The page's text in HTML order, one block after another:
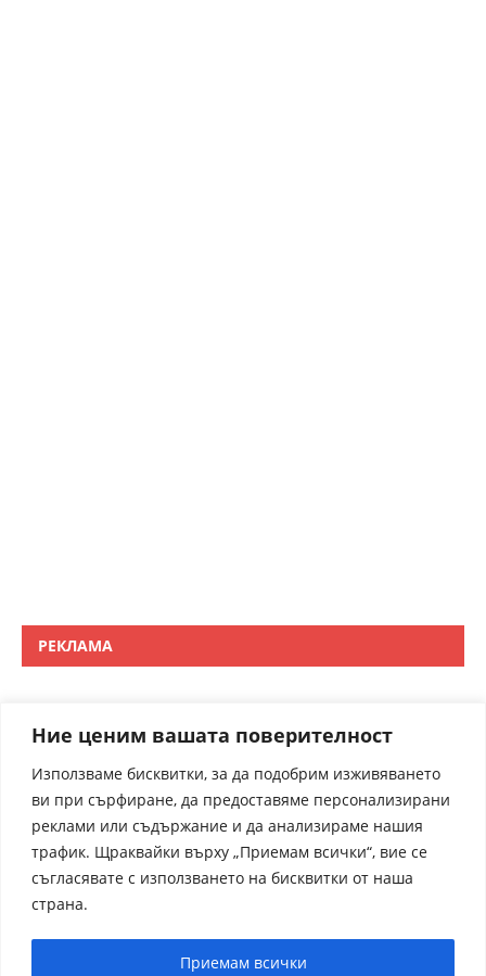
Ние ценим вашата поверителност
Използваме бисквитки, за да подобрим изживяването
ви при сърфиране, да предоставяме персонализирани
реклами или съдържание и да анализираме нашия
трафик. Щраквайки върху „Приемам всички“, вие се
съгласявате с използването на бисквитки от наша
страна.
Приемам всички
РЕКЛАМА